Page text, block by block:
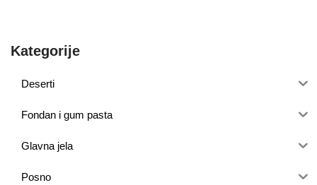
Kategorije
Deserti
Fondan i gum pasta
Glavna jela
Posno